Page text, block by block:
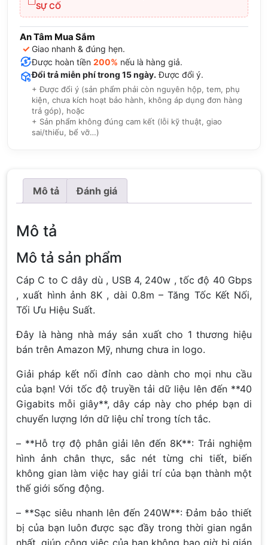
SỰ CỐ
An Tâm Mua Sắm
✓ Giao nhanh & đúng hẹn.
Được hoàn tiền 200% nếu là hàng giả.
Đổi trả miễn phí trong 15 ngày. Được đổi ý.
+ Được đổi ý (sản phẩm phải còn nguyên hộp, tem, phụ
kiện, chưa kích hoạt bảo hành, không áp dụng đơn hàng
trả góp), hoặc
+ Sản phẩm không đúng cam kết (lỗi kỹ thuật, giao
sai/thiếu, bể vỡ…)
Mô tả Đánh giá
Mô tả
Mô tả sản phẩm
Cáp C to C dây dù , USB 4, 240w , tốc độ 40 Gbps
, xuất hình ảnh 8K , dài 0.8m – Tăng Tốc Kết Nối,
Tối Ưu Hiệu Suất.
Đây là hàng nhà máy sản xuất cho 1 thương hiệu
bán trên Amazon Mỹ, nhưng chưa in logo.
Giải pháp kết nối đỉnh cao dành cho mọi nhu cầu
của bạn! Với tốc độ truyền tải dữ liệu lên đến **40
Gigabits mỗi giây**, dây cáp này cho phép bạn di
chuyển lượng lớn dữ liệu chỉ trong tích tắc.
– **Hỗ trợ độ phân giải lên đến 8K**: Trải nghiệm
hình ảnh chân thực, sắc nét từng chi tiết, biến
không gian làm việc hay giải trí của bạn thành một
thế giới sống động.
– **Sạc siêu nhanh lên đến 240W**: Đảm bảo thiết
bị của bạn luôn được sạc đầy trong thời gian ngắn
nhất, giúp công việc của bạn không bao giờ bị gián